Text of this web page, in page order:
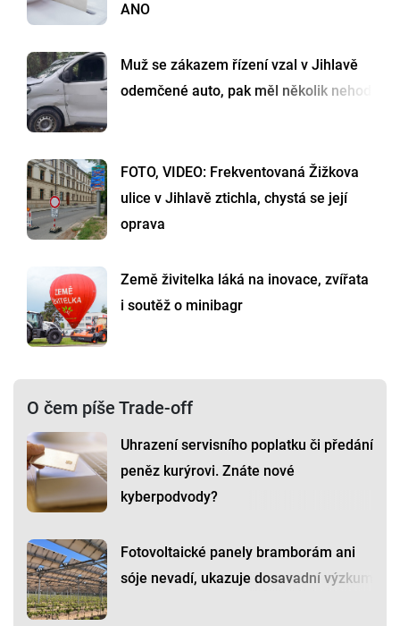
ANO
Muž se zákazem řízení vzal v Jihlavě
odemčené auto, pak měl několik nehod
FOTO, VIDEO: Frekventovaná Žižkova
ulice v Jihlavě ztichla, chystá se její
oprava
Země živitelka láká na inovace, zvířata
i soutěž o minibagr
O čem píše Trade-off
Uhrazení servisního poplatku či předání
peněz kurýrovi. Znáte nové
kyberpodvody?
Fotovoltaické panely bramborám ani
sóje nevadí, ukazuje dosavadní výzkum